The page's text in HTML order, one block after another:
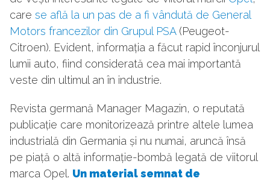
care se află la un pas de a fi vândută de General
Motors francezilor din Grupul PSA(Peugeot-
Citroen). Evident, informația a făcut rapid înconjurul
lumii auto, fiind considerată cea mai importantă
veste din ultimul an în industrie.
Revista germană Manager Magazin, o reputată
publicație care monitorizează printre altele lumea
industrială din Germania și nu numai, aruncă însă
pe piață o altă informație-bombă legată de viitorul
marca Opel. Un material semnat de